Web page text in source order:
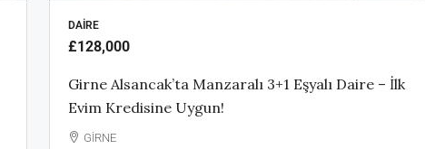
DAIRE
£128,000
Girne Alsancak’ta Manzaralı 3+1 Eşyalı Daire – İlk
Evim Kredisine Uygun!
GİRNE